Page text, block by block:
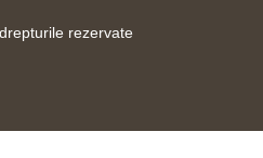
rezervate